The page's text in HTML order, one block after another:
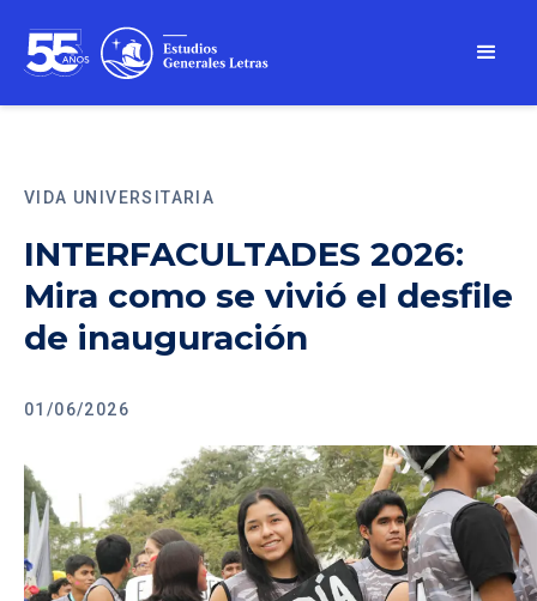
VIDA UNIVERSITARIA
INTERFACULTADES 2026:
Mira como se vivió el desfile
de inauguración
01/06/2026